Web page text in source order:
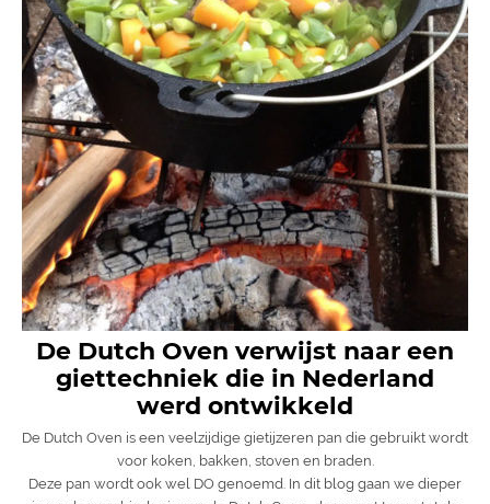
De Dutch Oven verwijst naar een
giettechniek die in Nederland
werd ontwikkeld
De Dutch Oven is een veelzijdige gietijzeren pan die gebruikt wordt
voor koken, bakken, stoven en braden.
Deze pan wordt ook wel DO genoemd. In dit blog gaan we dieper